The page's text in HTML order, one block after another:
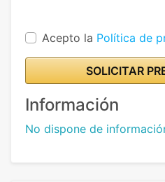
Acepto la Política de
SOLICITAR
Información
No dispone de